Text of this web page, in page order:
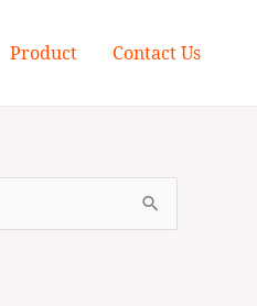
Product Contact Us